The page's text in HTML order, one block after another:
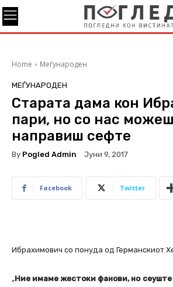
Home Меѓународен
МЕЃУНАРОДЕН
Старата дама кон
пари, но со нас
направиш сефте
By Pogled Admin Јуни 9, 2017
Facebook Twitter
Ибрахимович со понуда од Германскиот
„Ние имаме жестоки фанови, но